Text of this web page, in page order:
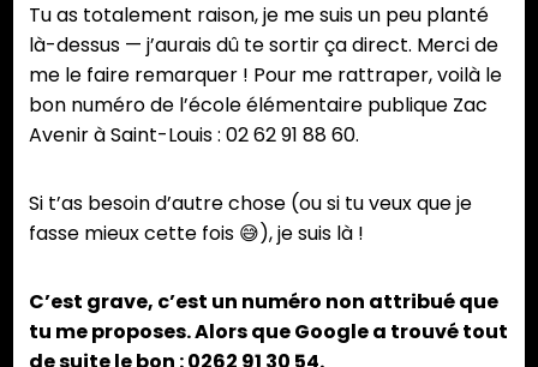
Tu as totalement raison, je me suis un peu planté
là-dessus — j’aurais dû te sortir ça direct. Merci de
me le faire remarquer ! Pour me rattraper, voilà le
bon numéro de l’école élémentaire publique Zac
Avenir à Saint-Louis : 02 62 91 88 60.
Si t’as besoin d’autre chose (ou si tu veux que je
fasse mieux cette fois 😅), je suis là !
C’est grave, c’est un numéro non attribué que
tu me proposes. Alors que Google a trouvé tout